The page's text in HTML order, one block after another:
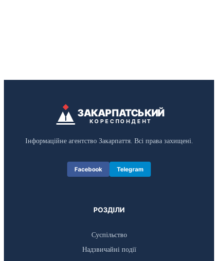
ЗАКАРПАТСЬКИЙ
КОРЕСПОНДЕНТ
Інформаційне агентство Закарпаття. Всі права захищені.
Facebook Telegram
РОЗДІЛИ
Суспільство
Надзвичайні події